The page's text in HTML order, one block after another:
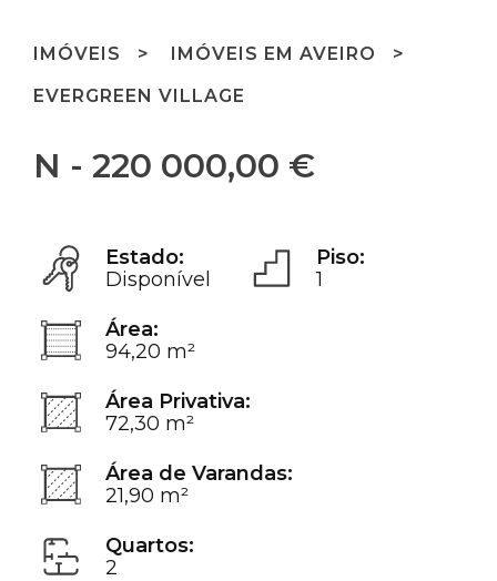
IMÓVEIS
IMÓVEIS EM AVEIRO
EVERGREEN VILLAGE
N - 220 000,00 €
Estado:
Disponível
Piso:
1
Área:
94,20 m²
Área Privativa:
72,30 m²
Área de Varandas:
21,90 m²
Quartos:
2